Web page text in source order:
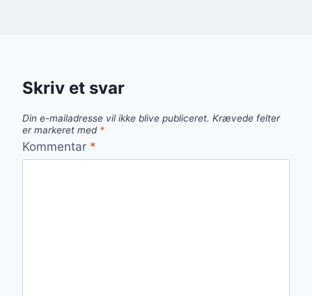
Skriv et svar
Din e-mailadresse vil ikke blive publiceret. Krævede felter
er markeret med *
Kommentar *